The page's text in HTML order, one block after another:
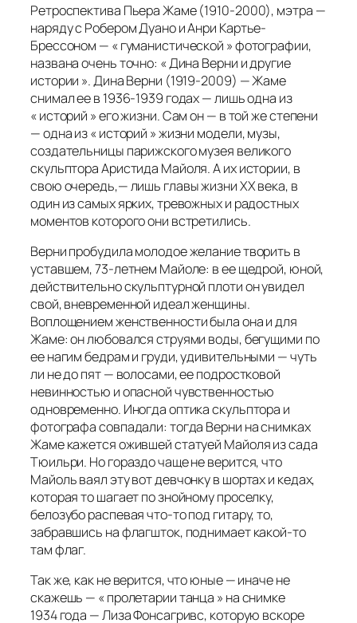
Ретроспектива Пьера Жаме (1910-2000), мэтра —
наряду с Робером Дуано и Анри Картье-
Брессоном — « гуманистической » фотографии,
названа очень точно: « Дина Верни и другие
истории ». Дина Верни (1919-2009) — Жаме
снимал ее в 1936-1939 годах — лишь одна из
« историй » его жизни. Сам он — в той же степени
— одна из « историй » жизни модели, музы,
создательницы парижского музея великого
скульптора Аристида Майоля. А их истории, в
свою очередь,— лишь главы жизни ХХ века, в
один из самых ярких, тревожных и радостных
моментов которого они встретились.
Верни пробудила молодое желание творить в
уставшем, 73-летнем Майоле: в ее щедрой, юной,
действительно скульптурной плоти он увидел
свой, вневременной идеал женщины.
Воплощением женственности была она и для
Жаме: он любовался струями воды, бегущими по
ее нагим бедрам и груди, удивительными — чуть
ли не до пят — волосами, ее подростковой
невинностью и опасной чувственностью
одновременно. Иногда оптика скульптора и
фотографа совпадали: тогда Верни на снимках
Жаме кажется ожившей статуей Майоля из сада
Тюильри. Но гораздо чаще не верится, что
Майоль ваял эту вот девчонку в шортах и кедах,
которая то шагает по знойному проселку,
белозубо распевая что-то под гитару, то,
забравшись на флагшток, поднимает какой-то
там флаг.
Так же, как не верится, что юные — иначе не
скажешь — « пролетарии танца » на снимке
1934 года — Лиза Фонсагривс, которую вскоре